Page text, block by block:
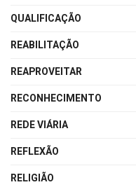
QUALIFICAÇÃO
REABILITAÇÃO
REAPROVEITAR
RECONHECIMENTO
REDE VIÁRIA
REFLEXÃO
RELIGIÃO